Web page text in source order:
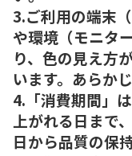
3.ご利用の端末
や環境（モニタ
り、色の見え方
います。あらか
4.「消費期間」
上がれる日まで
日から品質の保